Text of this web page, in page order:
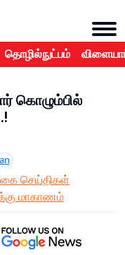
தொழில்நுட்பம்
கொழும்பில்
செய்திகள்
மாகாணம்